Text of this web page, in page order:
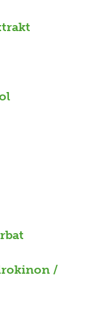
/